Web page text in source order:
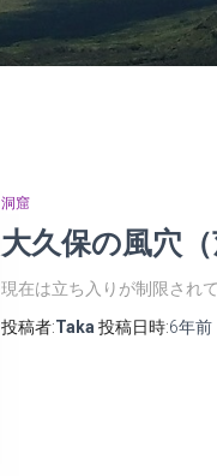
洞窟
大久保の風穴（
現在は立ち入りが制限され
投稿者:Taka 投稿日時:6年前